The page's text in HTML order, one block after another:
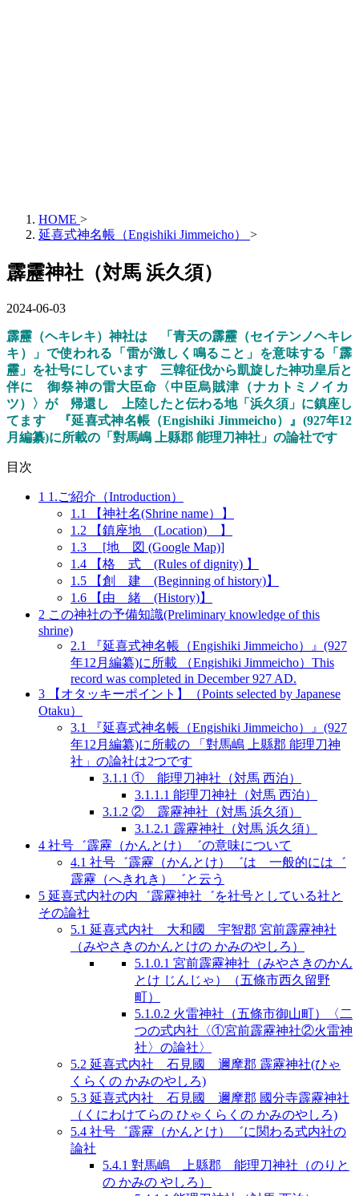
HOME >
延喜式神名帳（Engishiki Jimmeicho）
>
霹靂神社（対馬 浜久須）
2024-06-03
霹靂（ヘキレキ）神社は 「青天の霹靂（セイテンノヘキレ
キ）」で使われる「雷が激しく鳴ること」を意味する「 霹
靂 」を社号にしています 三韓征伐から凱旋した神功皇后と
伴に御祭神の雷大臣命 〈中臣烏賊津（ナカトミノイカ
ツ）
〉 が 帰還 し 上陸したと伝わる地「 浜久須 」に鎮座し
てます
『延喜式神名帳 （Engishiki Jimmeicho） 』 (927年12
月編纂)に所載の「 對馬嶋 上縣郡 能理刀神社 」の論社です
目次
1 1.ご紹介（Introduction）
1.1
【神社名(Shrine name）】
1.2 【鎮座地 (Location) 】
1.3 [地 図 (Google Map)]
1.4 【格 式 (Rules of dignity) 】
1.5 【創 建 (Beginning of history)】
1.6 【由 緒 (History)】
2 この神社の予備知識(Preliminary knowledge of this
shrine)
2.1
『延喜式神名帳（Engishiki Jimmeicho）』(927
年12月編纂)に所載 （Engishiki Jimmeicho）This
record was completed in December 927 AD.
3 【オタッキーポイント】（Points selected by Japanese
Otaku）
3.1
『延喜式神名帳（Engishiki Jimmeicho）』(927
年12月編纂)に所載の 「對馬嶋 上縣郡 能理刀神
社」の論社は2つです
3.1.1 ① 能理刀神社（対馬 西泊）
3.1.1.1 能理刀神社（対馬 西泊）
3.1.2 ② 霹靂神社（対馬 浜久須）
3.1.2.1 霹靂神社（対馬 浜久須）
4 社号゛霹靂（かんとけ）゛の意味について
4.1 社号゛霹靂（かんとけ）゛は 一般的には゛
霹靂（へきれき）゛と云う
5 延喜式内社の内゛霹靂神社゛を社号としている社と
その論社
5.1 延喜式内社 大和國 宇智郡 宮前霹靂神社
（みやさきのかんとけの かみのやしろ）
5.1.0.1 宮前霹靂神社（みやさきのかん
とけ じんじゃ）（五條市西久留野
町）
5.1.0.2 火雷神社（五條市御山町）〈二
つの式内社〈①宮前霹靂神社②火雷神
社〉の論社〉
5.2 延喜式内社 石見國 邇摩郡 霹靂神社(ひゃ
くらくの かみのやしろ)
5.3 延喜式内社 石見國 邇摩郡 國分寺霹靂神社
（くにわけてらの ひゃくらくの かみのやしろ)
5.4 社号゛霹靂（かんとけ）゛に関わる式内社の
論社
5.4.1 對馬嶋 上縣郡 能理刀神社（のりと
の かみの やしろ）